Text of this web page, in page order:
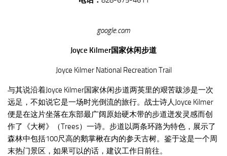
google.com
Joyce Kilmer国家休闲步道
Joyce Kilmer National Recreation Trail
与其说沿着Joyce Kilmer国家休闲步道两英里的艰苦跋涉是一次
远足，不如说它是一场时光倒流的旅行。战士诗人Joyce Kilmer
便是在这片坐落在东部最广阔原始硬木带的步道迸发灵感而创
作了《大树》（Trees）一诗。步道以两条环路为特色，展示了
森林中包括100尺高的鹅掌楸在内的参天古树。鉴于这是一个周
末热门景区，如果可以的话，建议工作日前往。